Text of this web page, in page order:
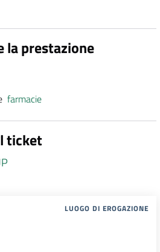
la prestazione
farmacie
ticket
LUOGO DI EROGAZIONE